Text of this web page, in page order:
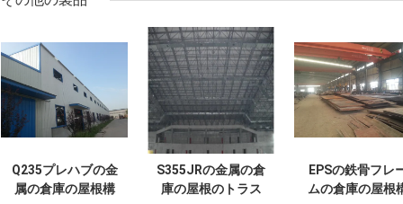
Q235プレハブの金
属の倉庫の屋根構
S355JRの金属の倉
庫の屋根のトラス
EPSの鉄骨フレ
ムの倉庫の屋根